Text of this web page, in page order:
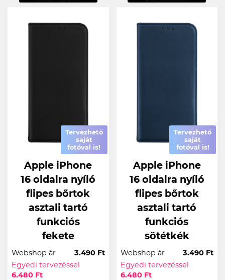
Tervezhető
saját
fotóval is!
Apple iPhone
16 oldalra nyíló
flipes bőrtok
asztali tartó
funkciós
fekete
Webshop ár
3.490 Ft
Egyedi tervezéssel
6.480 Ft
Tervezhető
saját
fotóval is!
Apple iPhone
16 oldalra nyíló
flipes bőrtok
asztali tartó
funkciós
sötétkék
Webshop ár
3.490 Ft
Egyedi tervezéssel
6.480 Ft